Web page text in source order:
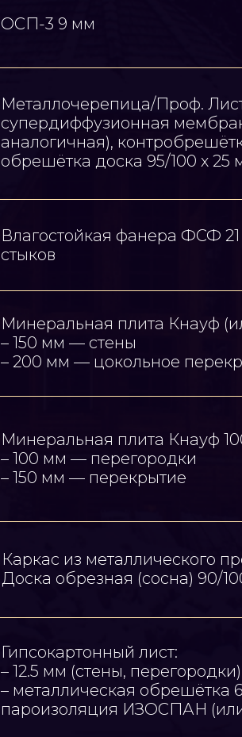
Металлочерепица/Проф.
супердиффузионная
аналогичная),
обрешётка доска 95/100 х 25
Влагостойкая фанера ФСФ
стыков
Минеральная плита Кнауф
– 150 мм — стены
– 200 мм — цокольное
Минеральная плита Кнауф
– 100 мм — перегородки
– 150 мм — перекрытие
Каркас из металлического
Доска обрезная (сосна) 90/
Гипсокартонный лист:
– 12.5 мм (стены, перегородки)
– металлическая обрешётка
пароизоляция ИЗОСПАН
ОСП-3 9 мм